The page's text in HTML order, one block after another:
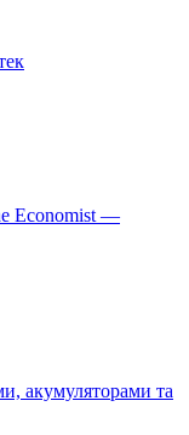
Economist —
акумуляторами та